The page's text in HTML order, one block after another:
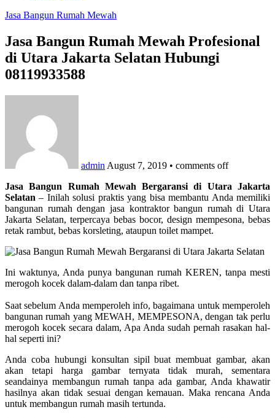
Jasa Bangun Rumah Mewah
Jasa Bangun Rumah Mewah Profesional
di Utara Jakarta Selatan Hubungi
08119933588
admin August 7, 2019 • comments off
Jasa Bangun Rumah Mewah Bergaransi di Utara Jakarta
Selatan– Inilah solusi praktis yang bisa membantu Anda memiliki
bangunan rumah dengan jasa kontraktor bangun rumah di Utara
Jakarta Selatan, terpercaya bebas bocor, design mempesona, bebas
retak rambut, bebas korsleting, ataupun toilet mampet.
Ini waktunya, Anda punya bangunan rumah KEREN, tanpa mesti
merogoh kocek dalam-dalam dan tanpa ribet.
Saat sebelum Anda memperoleh info, bagaimana untuk memperoleh
bangunan rumah yang MEWAH, MEMPESONA, dengan tak perlu
merogoh kocek secara dalam, Apa Anda sudah pernah rasakan hal-
hal seperti ini?
Anda coba hubungi konsultan sipil buat membuat gambar, akan
akan tetapi harga gambar ternyata tidak murah, sementara
seandainya membangun rumah tanpa ada gambar, Anda khawatir
hasilnya akan tidak sesuai dengan kemauan. Maka rencana Anda
untuk membangun rumah masih tertunda.